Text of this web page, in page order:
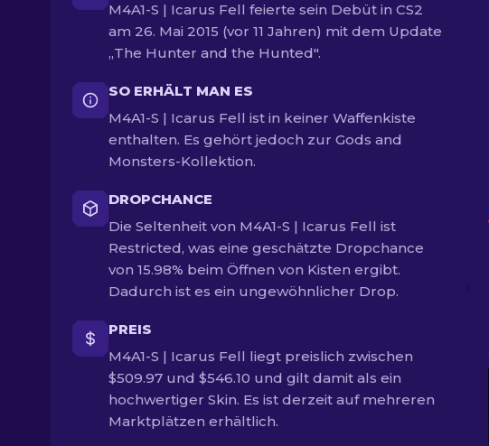
M4A1-S | Icarus Fell feierte sein Debüt in CS2
am 26. Mai 2015 (vor 11 Jahren) mit dem Update
„The Hunter and the Hunted".
SO ERHÄLT MAN ES
M4A1-S | Icarus Fell ist in keiner Waffenkiste
enthalten. Es gehört jedoch zur Gods and
Monsters-Kollektion.
DROPCHANCE
Die Seltenheit von M4A1-S | Icarus Fell ist
Restricted, was eine geschätzte Dropchance
von 15.98% beim Öffnen von Kisten ergibt.
Dadurch ist es ein ungewöhnlicher Drop.
PREIS
M4A1-S | Icarus Fell liegt preislich zwischen
$509.97 und $546.10 und gilt damit als ein
hochwertiger Skin. Es ist derzeit auf mehreren
Marktplätzen erhältlich.